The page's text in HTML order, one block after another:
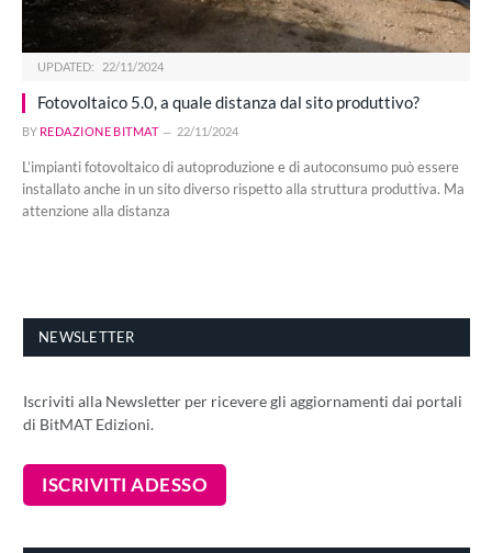
UPDATED: 22/11/2024
Fotovoltaico 5.0, a quale distanza dal sito produttivo?
BY REDAZIONE BITMAT 22/11/2024
L’impianti fotovoltaico di autoproduzione e di autoconsumo può essere
installato anche in un sito diverso rispetto alla struttura produttiva. Ma
attenzione alla distanza
NEWSLETTER
Iscriviti alla Newsletter per ricevere gli aggiornamenti dai portali
di BitMAT Edizioni.